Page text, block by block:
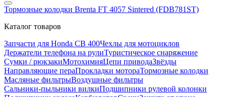
Тормозные колодки Brenta FT 4057 Sintered (FDB781ST)
Каталог товаров
Запчасти для Honda CB 400Чехлы для мотоциклов
Держатели телефона на рулиТуристическое снаряжение
Сумки / рюкзакиМотохимияЦепи приводаЗвёзды
Направляющие пераПрокладки мотораТормозные колодки
Масляные фильтрыВоздушные фильтры
Сальники-пыльники вилкиПодшипники рулевой колонки